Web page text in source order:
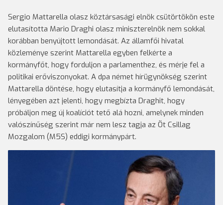
Sergio Mattarella olasz köztársasági elnök csütörtökön este
elutasította Mario Draghi olasz miniszterelnök nem sokkal
korábban benyújtott lemondását. Az államfői hivatal
közleménye szerint Mattarella egyben felkérte a
kormányfőt, hogy forduljon a parlamenthez, és mérje fel a
politikai erőviszonyokat. A dpa német hírügynökség szerint
Mattarella döntése, hogy elutasítja a kormányfő lemondását,
lényegében azt jelenti, hogy megbízta Draghit, hogy
próbáljon meg új koalíciót tető alá hozni, amelynek minden
valószínűség szerint már nem lesz tagja az Öt Csillag
Mozgalom (M5S) eddigi kormánypárt.